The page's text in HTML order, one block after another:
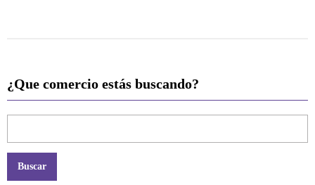
¿Que comercio estás buscando?